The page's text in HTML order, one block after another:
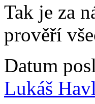
Tak je za
prověří
Datum
Lukáš